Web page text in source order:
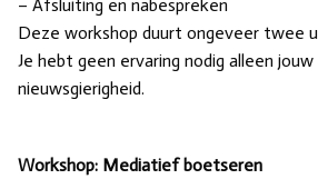
– Afsluiting en nabespreken
Deze workshop duurt ongeveer twee
Je hebt geen ervaring nodig alleen
nieuwsgierigheid.
Workshop: Mediatief boetseren